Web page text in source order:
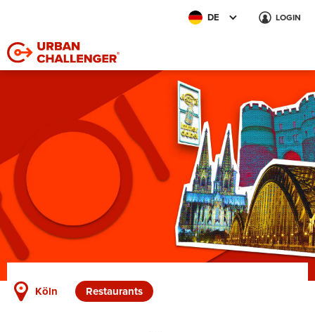
DE LOGIN
Köln Restaurants